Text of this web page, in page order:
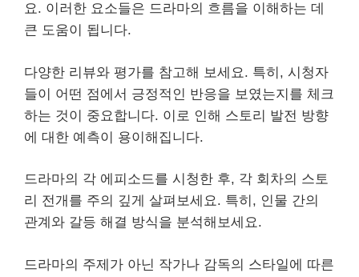
요. 이러한 요소들은 드라마의 흐름을 이해하는 데
큰 도움이 됩니다.
다양한 리뷰와 평가를 참고해 보세요. 특히, 시청자
들이 어떤 점에서 긍정적인 반응을 보였는지를 체크
하는 것이 중요합니다. 이로 인해 스토리 발전 방향
에 대한 예측이 용이해집니다.
드라마의 각 에피소드를 시청한 후, 각 회차의 스토
리 전개를 주의 깊게 살펴보세요. 특히, 인물 간의
관계와 갈등 해결 방식을 분석해보세요.
드라마의 주제가 아닌 작가나 감독의 스타일에 따른